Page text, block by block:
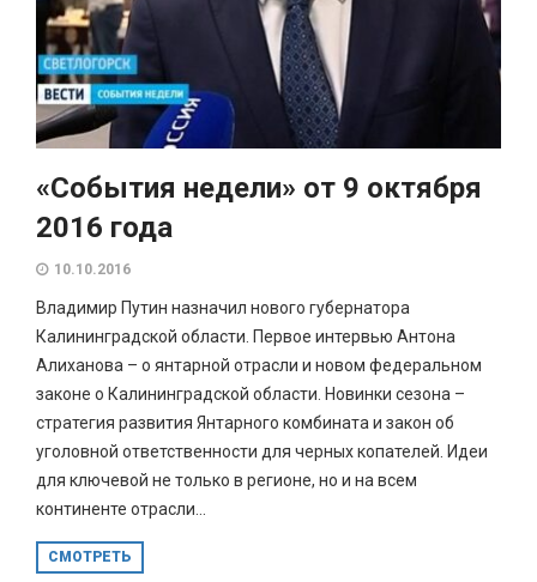
«События недели» от 9 октября
2016 года
10.10.2016
Владимир Путин назначил нового губернатора
Калининградской области. Первое интервью Антона
Алиханова – о янтарной отрасли и новом федеральном
законе о Калининградской области. Новинки сезона –
стратегия развития Янтарного комбината и закон об
уголовной ответственности для черных копателей. Идеи
для ключевой не только в регионе, но и на всем
континенте отрасли...
СМОТРЕТЬ